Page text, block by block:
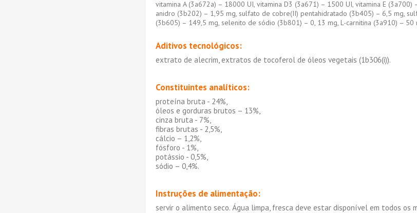
vitamina A (3a672a) – 18000 UI, vitamina D3 (3a671) – 1500 UI, vitamina E
anidro (3b202) – 1,95 mg, sulfato de cobre(II) pentahidratado (3b405) – 6,5 mg,
(3b605) – 149,5 mg, selenito de sódio (3b801) – 0, 13 mg, L-carnitina (3a910) – 50
Aditivos tecnológicos:
extrato de alecrim, extratos de tocoferol de óleos vegetais (1b306(i)).
Constituintes analíticos:
proteína bruta - 24%,
óleos e gorduras brutos – 13%,
cinza bruta - 7%,
fibras brutas - 2,5%,
cálcio – 1,2%,
fósforo - 1%,
potássio - 0,5%,
sódio – 0,4%.
Instruções de alimentação:
servir o alimento seco. Água limpa, fresca deve estar disponível em todos os